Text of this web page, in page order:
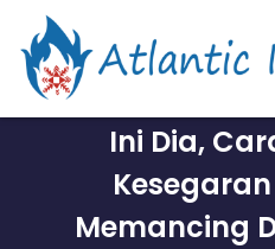
Ini Dia,
Memancing